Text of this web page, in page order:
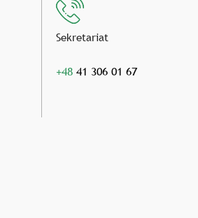
Sekretariat
+48 41 306 01 67